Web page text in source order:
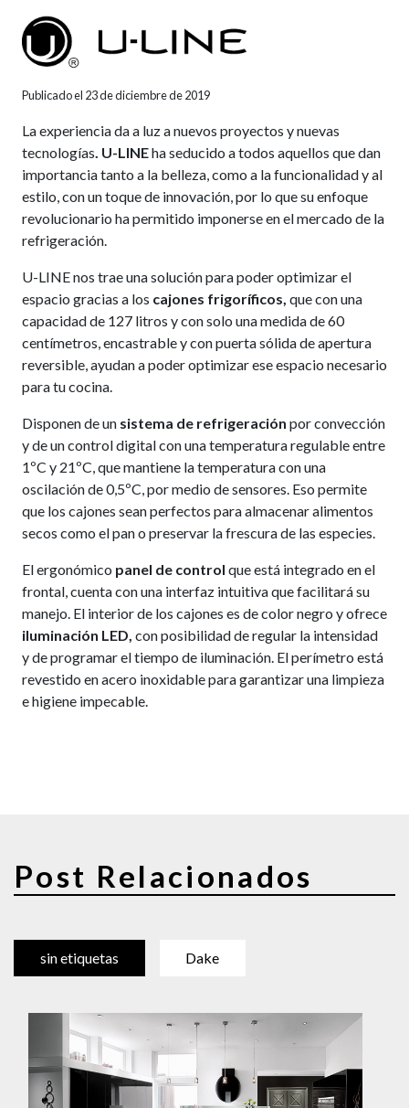
Publicado el 23 de diciembre de 2019
La experiencia da a luz a nuevos proyectos y nuevas
tecnologías. U-LINEha seducido a todos aquellos que dan
importancia tanto a la belleza, como a la funcionalidad y al
estilo, con un toque de innovación, por lo que su enfoque
revolucionario ha permitido imponerse en el mercado de la
refrigeración.
U-LINE nos trae una solución para poder optimizar el
espacio gracias a los cajones frigoríficos, que con una
capacidad de 127 litros y con solo una medida de 60
centímetros, encastrable y con puerta sólida de apertura
reversible, ayudan a poder optimizar ese espacio necesario
para tu cocina.
Disponen de un sistema de refrigeración por convección
y de un control digital con una temperatura regulable entre
1ºC y 21ºC, que mantiene la temperatura con una
oscilación de 0,5ºC, por medio de sensores. Eso permite
que los cajones sean perfectos para almacenar alimentos
secos como el pan o preservar la frescura de las especies.
El ergonómico panel de control que está integrado en el
frontal, cuenta con una interfaz intuitiva que facilitará su
manejo. El interior de los cajones es de color negro y ofrece
iluminación LED, con posibilidad de regular la intensidad
y de programar el tiempo de iluminación. El perímetro está
revestido en acero inoxidable para garantizar una limpieza
e higiene impecable.
Post Relacionados
sin etiquetas Dake